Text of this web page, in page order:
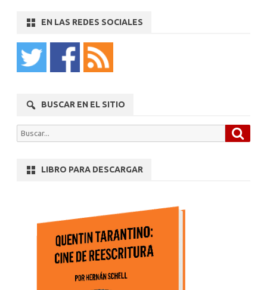
EN LAS REDES SOCIALES
BUSCAR EN EL SITIO
Buscar
LIBRO PARA DESCARGAR